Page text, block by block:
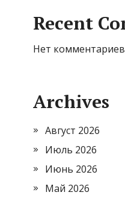
Recent
Нет
Archives
Август 2026
Июль 2026
Июнь 2026
Май 2026